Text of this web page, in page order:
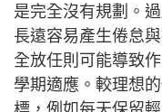
是完全沒有規劃。
長遠容易產生倦怠
全放任則可能導致
學期適應。較理想